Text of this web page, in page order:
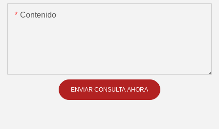
Contenido
ENVIAR CONSULTA AHORA